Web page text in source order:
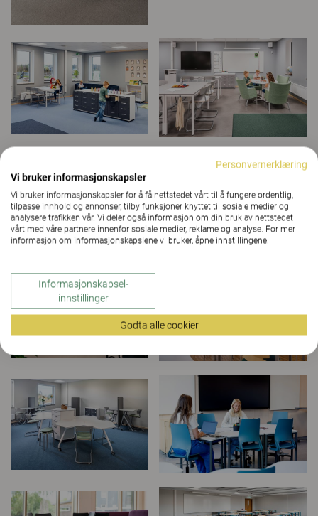
Personvernerklæring
Vi bruker informasjonskapsler
Vi bruker informasjonskapsler for å få nettstedet vårt til å fungere ordentlig,
tilpasse innhold og annonser, tilby funksjoner knyttet til sosiale medier og
analysere trafikken vår. Vi deler også informasjon om din bruk av nettstedet
vårt med våre partnere innenfor sosiale medier, reklame og analyse. For mer
informasjon om informasjonskapslene vi bruker, åpne innstillingene.
Informasjonskapsel-
innstillinger
Godta alle cookier